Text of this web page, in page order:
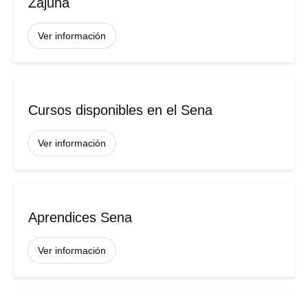
Zajuna
Ver información
Cursos disponibles en el Sena
Ver información
Aprendices Sena
Ver información